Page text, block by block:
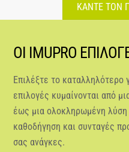
ΚΑΝΤΕ ΤΟΝ
ΟΙ IMUPRO
Επιλέξτε το καταλληλότερο
επιλογές κυμαίνονται από
έως μια ολοκληρωμένη λύση
καθοδήγηση και συνταγές
σας ανάγκες.